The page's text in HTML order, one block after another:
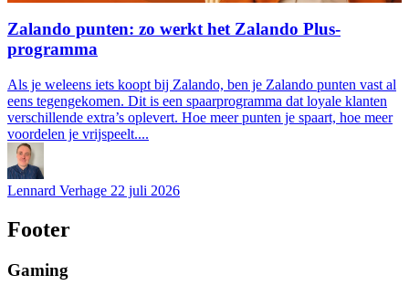
Zalando punten: zo werkt het Zalando Plus-
programma
Als je weleens iets koopt bij Zalando, ben je Zalando punten vast al
eens tegengekomen. Dit is een spaarprogramma dat loyale klanten
verschillende extra’s oplevert. Hoe meer punten je spaart, hoe meer
voordelen je vrijspeelt....
Lennard Verhage 22 juli 2026
Footer
Gaming